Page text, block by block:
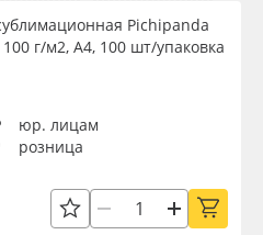
Pichipanda
г/м2, A4, 100 шт/упаковка
юр. лицам
розница